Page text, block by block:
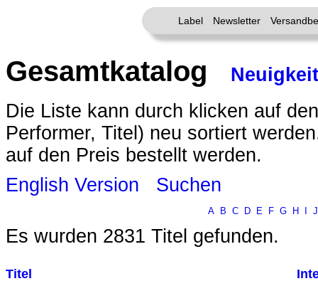
Label Newsletter
Gesamtkatalog
Die Liste kann durch klicken auf
Performer, Titel) neu sortiert
auf den Preis bestellt werden.
English Version
Suchen
A B C D E F G H J
Es wurden 2831 Titel gefunden.
Titel